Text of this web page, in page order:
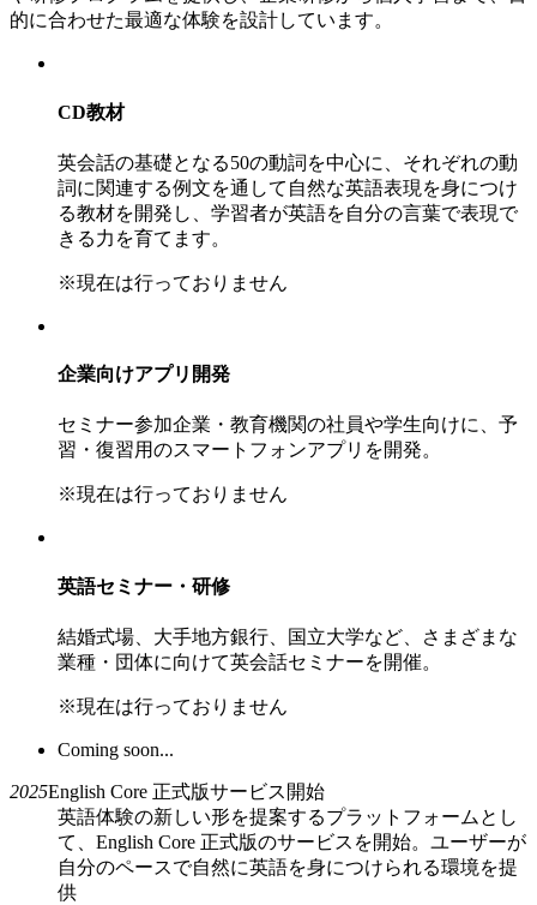
的に合わせた最適な体験を設計しています。
CD教材
英会話の基礎となる50の動詞を中心に、それぞれの動
詞に関連する例文を通して自然な英語表現を身につけ
る教材を開発し、学習者が英語を自分の言葉で表現で
きる力を育てます。
※現在は行っておりません
企業向けアプリ開発
セミナー参加企業・教育機関の社員や学生向けに、予
習・復習用のスマートフォンアプリを開発。
※現在は行っておりません
英語セミナー・研修
結婚式場、大手地方銀行、国立大学など、さまざまな
業種・団体に向けて英会話セミナーを開催。
※現在は行っておりません
Coming soon...
2025English Core 正式版サービス開始
英語体験の新しい形を提案するプラットフォームとし
て、English Core 正式版のサービスを開始。ユーザーが
自分のペースで自然に英語を身につけられる環境を提
供